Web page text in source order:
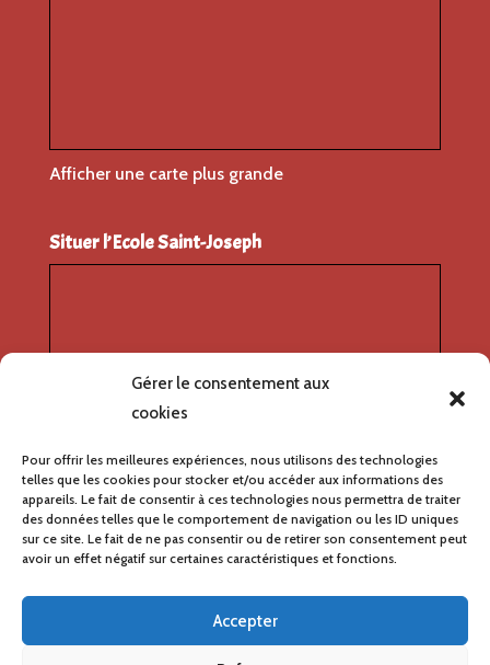
Gérer le consentement aux
cookies
Pour offrir les meilleures expériences, nous utilisons des technologies
telles que les cookies pour stocker et/ou accéder aux informations des
appareils. Le fait de consentir à ces technologies nous permettra de traiter
des données telles que le comportement de navigation ou les ID uniques
sur ce site. Le fait de ne pas consentir ou de retirer son consentement peut
avoir un effet négatif sur certaines caractéristiques et fonctions.
Accepter
Afficher une carte plus grande
Situer l’Ecole Saint-Joseph